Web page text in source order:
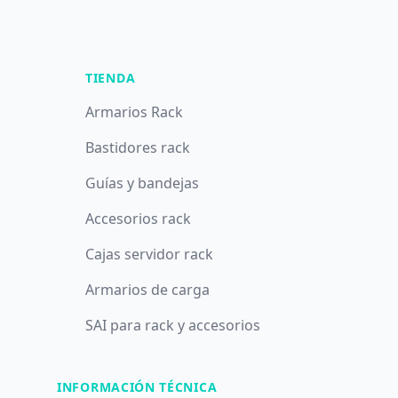
TIENDA
Armarios Rack
Bastidores rack
Guías y bandejas
Accesorios rack
Cajas servidor rack
Armarios de carga
SAI para rack y accesorios
INFORMACIÓN TÉCNICA